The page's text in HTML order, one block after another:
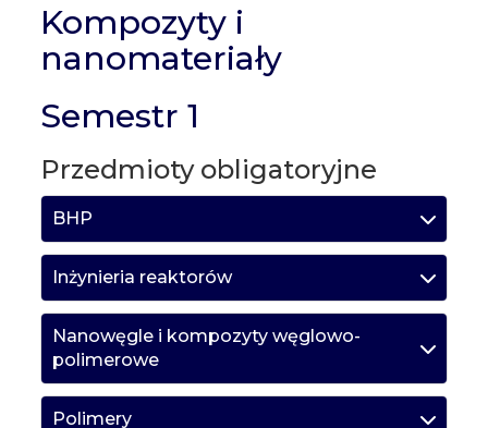
Kompozyty i
nanomateriały
Semestr 1
Przedmioty obligatoryjne
BHP
Inżynieria reaktorów
Nanowęgle i kompozyty węglowo-
polimerowe
Polimery